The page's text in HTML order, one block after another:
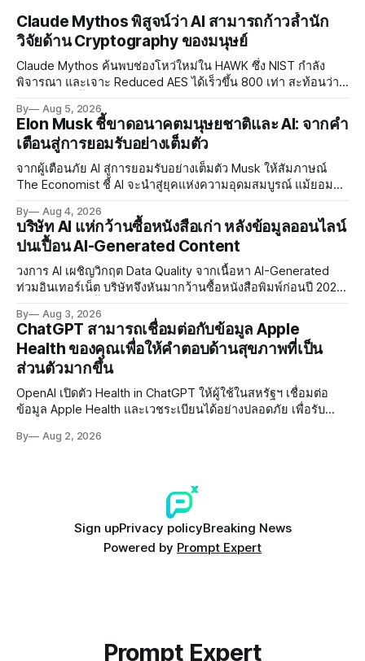
Claude Mythos พิสูจน์ว่า AI สามารถก้าวล้ำนัก
วิจัยด้าน Cryptography ของมนุษย์
Claude Mythos ค้นพบช่องโหว่ใหม่ใน HAWK ซึ่ง NIST กำลัง
พิจารณา และเจาะ Reduced AES ได้เร็วขึ้น 800 เท่า สะท้อนว่า
By Aug 5, 2026
Elon Musk ชี้ขาดอนาคตมนุษยชาติและ AI: จากคำ
เตือนสู่การยอมรับอย่างเต็มตัว
จากผู้เตือนภัย AI สู่การยอมรับอย่างเต็มตัว Musk ให้สัมภาษณ์
The Economist ชี้ AI จะนำสู่ยุคแห่งความอุดมสมบูรณ์ แม้ยอมรับ
By Aug 4, 2026
บริษัท AI แห่กว้านซื้อหนังสือเก่า หลังข้อมูลออนไลน์
ปนเปื้อน AI-Generated Content
วงการ AI เผชิญวิกฤต Data Quality จากเนื้อหา AI-Generated
ท่วมอินเทอร์เน็ต บริษัทจึงหันมากว้านซื้อหนังสือพิมพ์ก่อนปี 2022
Poisoning ที่ซับซ้อน
By Aug 3, 2026
ChatGPT สามารถเชื่อมต่อกับข้อมูล Apple
Health ของคุณเพื่อให้คำตอบด้านสุขภาพที่เป็น
ส่วนตัวมากขึ้น
OpenAI เปิดตัว Health in ChatGPT ให้ผู้ใช้ในสหรัฐฯ เชื่อมต่อ
ข้อมูล Apple Health และเวชระเบียนได้อย่างปลอดภัย เพื่อรับคำ
การเข้าถึงข้อมูลได้ด้วยตนเอง
By Aug 2, 2026
Sign upPrivacy policyBreaking News
Powered by Prompt Expert
Prompt Expert